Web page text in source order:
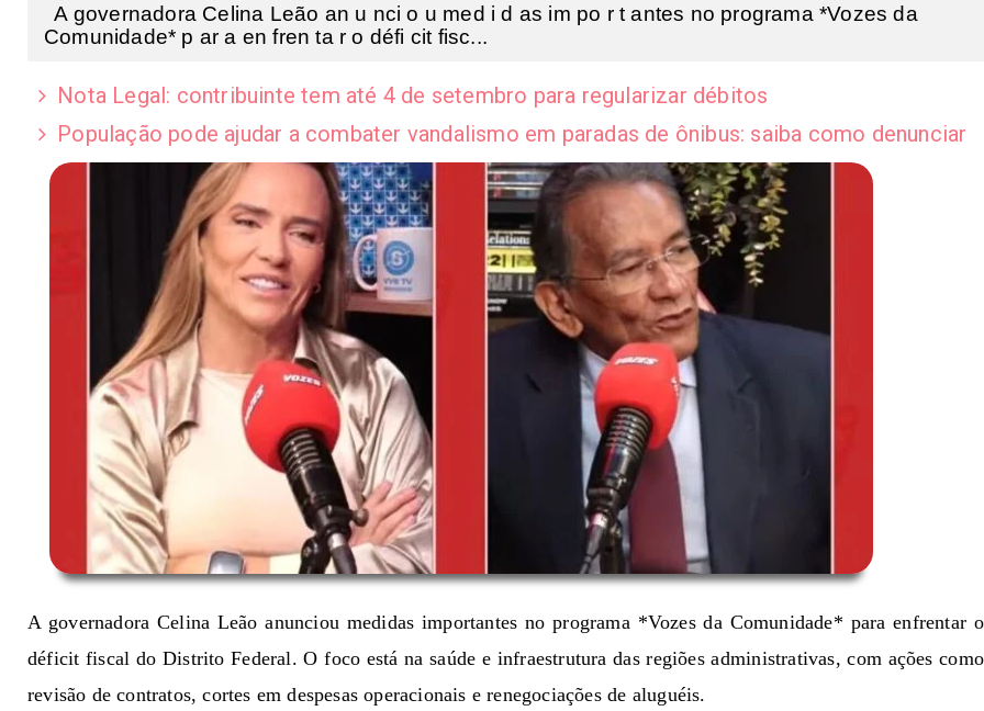
A governadora Celina Leão an u nci o u med i d as im po r t antes no programa *Vozes da
Comunidade* p ar a en fren ta r o défi cit fisc...
Nota Legal: contribuinte tem até 4 de setembro para regularizar débitos
População pode ajudar a combater vandalismo em paradas de ônibus: saiba como denunciar
A governadora Celina Leão anunciou medidas importantes no programa *Vozes da Comunidade* para enfrentar
déficit fiscal do Distrito Federal. O foco está na saúde e infraestrutura das regiões administrativas, com açõe
revisão de contratos, cortes em despesas operacionais e renegociações de aluguéis.